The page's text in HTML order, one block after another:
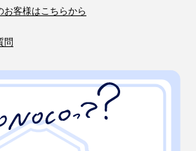
ぐせます。
で、肩も、首も、腰も、コリをか
お客様はこちらから
問